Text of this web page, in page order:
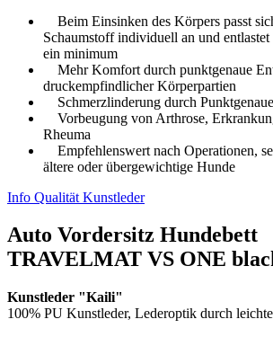
Beim Einsinken des Körpers passt
Schaumstoff individuell an und
ein minimum
Mehr Komfort durch punktgenaue
druckempfindlicher Körperpartien
Schmerzlinderung durch
Vorbeugung von Arthrose,
Rheuma
Empfehlenswert nach Operationen,
ältere oder übergewichtige Hunde
Info Qualität Kunstleder
Auto Vordersitz Hundebett
TRAVELMAT VS ONE
Kunstleder "Kaili"
100% PU Kunstleder, Lederoptik durch